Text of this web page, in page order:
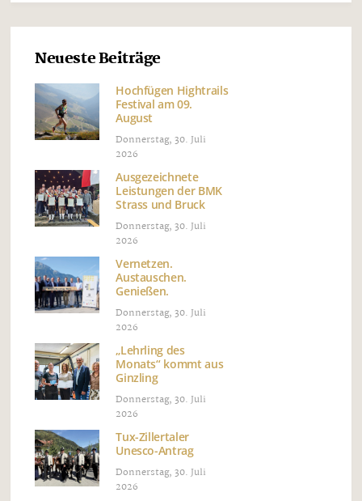
Neueste Beiträge
Hochfügen Hightrails
Festival am 09.
August
Donnerstag, 30. Juli
2026
Ausgezeichnete
Leistungen der BMK
Strass und Bruck
Donnerstag, 30. Juli
2026
Vernetzen.
Austauschen.
Genießen.
Donnerstag, 30. Juli
2026
„Lehrling des
Monats“ kommt aus
Ginzling
Donnerstag, 30. Juli
2026
Tux-Zillertaler
Unesco-Antrag
Donnerstag, 30. Juli
2026